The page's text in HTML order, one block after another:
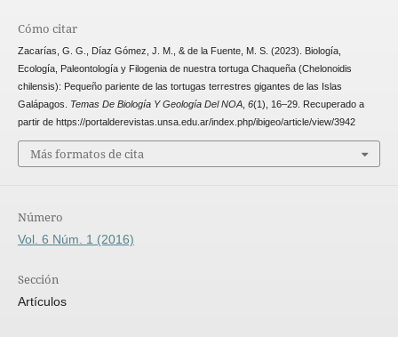
Cómo citar
Zacarías, G. G., Díaz Gómez, J. M., & de la Fuente, M. S. (2023). Biología,
Ecología, Paleontología y Filogenia de nuestra tortuga Chaqueña (Chelonoidis
chilensis): Pequeño pariente de las tortugas terrestres gigantes de las Islas
Galápagos. Temas De Biología Y Geología Del NOA, 6(1), 16–29. Recuperado a
partir de https://portalderevistas.unsa.edu.ar/index.php/ibigeo/article/view/3942
Más formatos de cita
Número
Vol. 6 Núm. 1 (2016)
Sección
Artículos